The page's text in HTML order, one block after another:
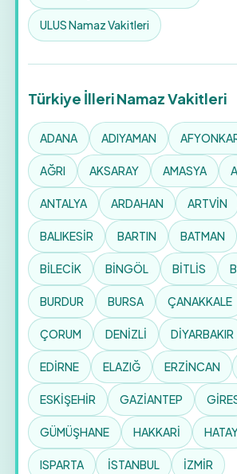
ULUS Namaz Vakitleri
Türkiye İlleri Namaz Vakitleri
ADANA ADIYAMAN
AĞRI AKSARAY AMASYA
ANTALYA ARDAHAN ARTVİN
BALIKESİR BARTIN BATMAN
BİLECİK BİNGÖL BİTLİS
BURDUR BURSA ÇANAKKALE
ÇORUM DENİZLİ DİYARBAKIR
EDİRNE ELAZIĞ ERZİNCAN
ESKİŞEHİR GAZİANTEP
GÜMÜŞHANE HAKKARİ
ISPARTA İSTANBUL İZMİR